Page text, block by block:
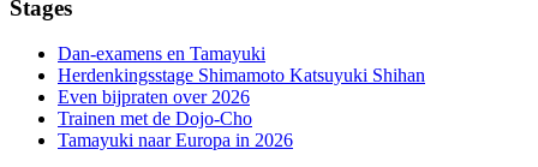
Stages
Dan-examens en Tamayuki
Herdenkingsstage Shimamoto Katsuyuki Shihan
Even bijpraten over 2026
Trainen met de Dojo-Cho
Tamayuki naar Europa in 2026